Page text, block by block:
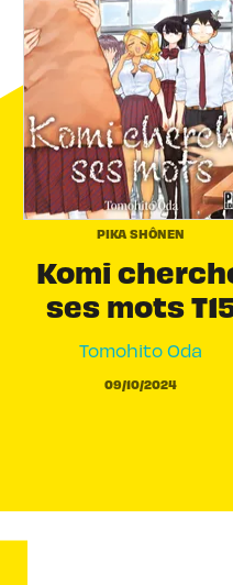
PIKA SHÔNEN
Komi
ses mots
Tomohito Oda
09/10/2024